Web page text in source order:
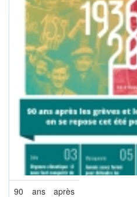
90 ans après